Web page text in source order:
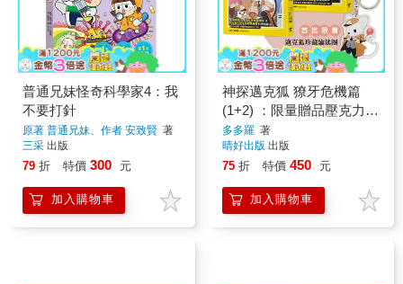
普通兄妹怪奇科學家4：我
不要打針
原著 普通兄妹、作者 安致賢 著
三采 出版
79 折 特價 300 元
加入購物車
神探邁克狐 獠牙危機篇
(1+2) ：限量贈品壓克力鑰
匙圈
多多羅著
晴好出版 出版
75 折 特價 450 元
加入購物車